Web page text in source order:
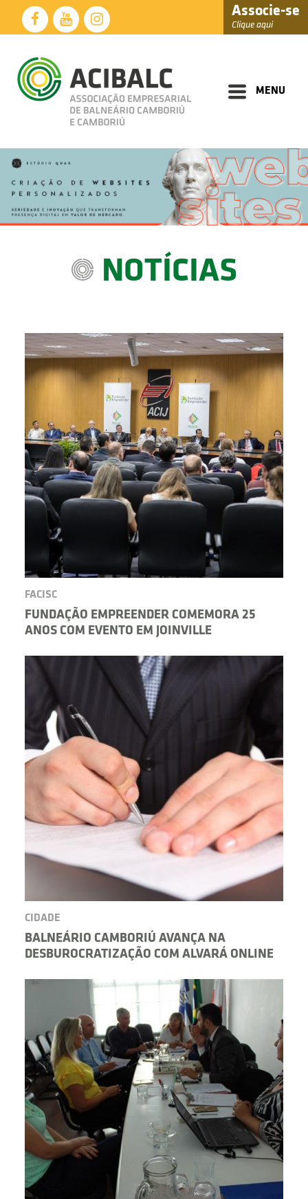
Associe-se
Clique aqui
MENU
Diretoria
Documentos
Soluções
Núcleos
NOTÍCIAS
FACISC
FUNDAÇÃO EMPREENDER COMEMORA 25
ANOS COM EVENTO EM JOINVILLE
CIDADE
BALNEÁRIO CAMBORIÚ AVANÇA NA
DESBUROCRATIZAÇÃO COM ALVARÁ ONLINE